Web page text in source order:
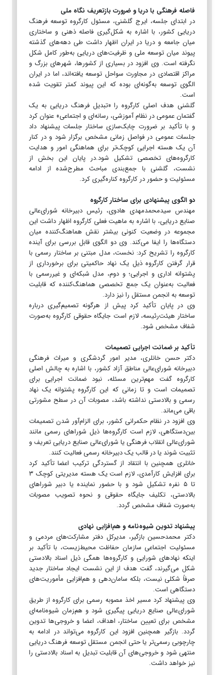
فاصله فرهنگی با دریا و ضرورت بازتعریف نگاه ملی
در ابتدای جلسه، ایرج گلشنی، مسئول کارگروه توسعه فرهنگ
دریایی کشور، با اشاره به شکل‌گیری فاصله ذهنی و ساختاری
میان جامعه و دریا در ایران اظهار داشت طی دهه‌های گذشته
پیوند میان توسعه ملی و ظرفیت‌های دریایی به‌طور کامل شکل
نگرفته است. وی افزود در بسیاری از کشورها، شهرهای بزرگ و
مراکز اقتصادی در مجاورت سواحل توسعه یافته‌اند، اما در ایران
الگوی توسعه به‌گونه‌ای بوده که این پیوند کمتر تقویت شده
است.
گلشنی هدف اصلی کارگروه را «تبدیل فرهنگ دریایی به یک
گفتمان عمومی در نظام آموزشی، رسانه‌ای و اجتماعی» عنوان کرد
و با تأکید بر ضرورت چابک‌سازی ساختار جلسات پیشنهاد داد
جلسات عمومی در فواصل زمانی مشخص برگزار شود و در کنار
آن یک هسته اجرایی کوچک‌تر برای هماهنگی امور و هدایت
کارگروه‌های تخصصی تشکیل شود.در پایان این بخش از
نشست، گلشنی با جمع‌بندی مباحث مطرح‌شده از ادامه
مسئولیت و حضور در کارگروه کناره‌گیری کرد.
دو الگوی پیشنهادی برای ساختار کارگروه
مهندس سیدمحمدمهدی هادوی، رئیس دبیرخانه شورای‌عالی
صنایع دریایی، با اشاره به ماهیت فعلی کارگروه اظهار داشت این
مجموعه در وضعیت کنونی بیشتر نقش هماهنگ‌کننده میان
دستگاه‌ها را ایفا می‌کند. وی دو الگوی قابل بررسی برای آینده
کارگروه را تشریح کرد: نخست، مدل مبتنی بر ساختار رسمی با
قرار گرفتن کارگروه ذیل یک نهاد حاکمیتی برای برخورداری از
پشتوانه اداری و اجرایی؛ و دوم، مدل شبکه‌ای و غیررسمی با
فعالیت به‌عنوان یک جمع تخصصی هماهنگ‌کننده که قابلیت
توسعه به انجمن مستقل را نیز دارد.
وی در پایان تأکید کرد پیش از هرگونه تصمیم‌گیری درباره
ساختار هیئت‌رئیسه، لازم است جایگاه حقوقی کارگروه به‌صورت
شفاف مشخص شود.
تأکید بر ضمانت اجرایی تصمیمات
دکتر حسن خانلری، مدیر امور گردشگری و میراث فرهنگی
دبیرخانه شورای‌عالی مناطق آزاد کشور، با اشاره به چالش اصلی
کارگروه گفت مهم‌ترین مسئله، نبود ضمانت اجرایی برای
تصمیمات است و تا زمانی که این کارگروه پشتوانه یک نهاد
رسمی و بالادستی نداشته باشد، مصوبات آن در سطح مشورتی
باقی می‌ماند.
وی افزود در نظام حکمرانی کشور، برای الزام‌آور شدن تصمیمات
بین‌دستگاهی، لازم است کارگروه‌ها ذیل شوراهای رسمی مانند
شورای‌عالی انقلاب فرهنگی یا شورای‌عالی صنایع دریایی تعریف و
تثبیت شوند یا در قالب یک دبیرخانه رسمی فعالیت کنند.
خانلری همچنین با انتقاد از گستردگی ترکیب اعضا تأکید کرد
برای افزایش کارآمدی، لازم است یک هسته مدیریتی کوچک ۳
تا ۵ نفره تشکیل شود و با حضور نماینده یا دبیر شوراهای
بالادستی، تکلیف جایگاه حقوقی و نحوه تصویب مصوبات
به‌صورت شفاف مشخص گردد.
پیشنهاد تدوین شیوه‌نامه و هم‌افزایی نهادی
دکتر محمدحسین بازگیر، مدیرکل دفتر مشارکت‌های مردمی و
مسئولیت اجتماعی سازمان حفاظت محیط‌زیست، با تأکید بر
اینکه نهادهای شورایی و کارگروه‌ها همگی ذیل اسناد بالادستی
شکل می‌گیرند، گفت هدف از این نشست ایجاد ساختار جدید
صرفاً شکلی نیست، بلکه سامان‌دهی و هم‌افزایی مأموریت‌های
دستگاهی است.
وی پیشنهاد کرد مسیر اخذ مصوبه رسمی برای کارگروه از طریق
شورای‌عالی صنایع دریایی پیگیری شود و هم‌زمان شیوه‌نامه‌ای
مشخص برای تعیین ساختار، اهداف، اعضا و خروجی‌ها تدوین
گردد. بازگیر همچنین افزود این کارگروه می‌تواند در ادامه به
چارچوبی رسمی‌تر یا حتی انجمن مستقل توسعه فرهنگ دریایی
منتهی شود و خروجی‌های آن قابلیت تبدیل به اسناد بالادستی را
نیز خواهد داشت.